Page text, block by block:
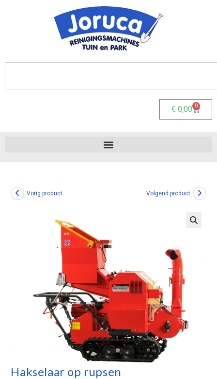
€ 0,00 0
Vorig product Volgend product
Hakselaar op rupsen